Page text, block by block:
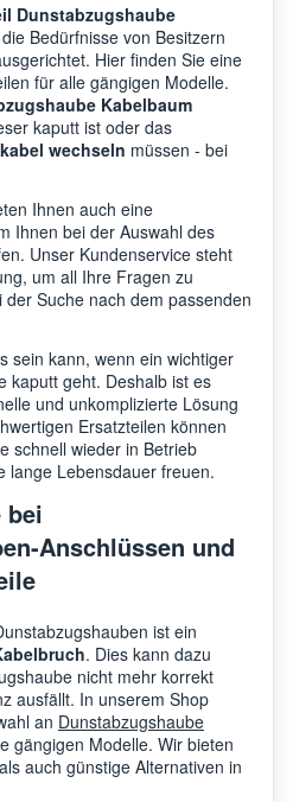
Dunstabzugshaube
Bedürfnisse von Besitzern
Hier finden Sie eine
für alle gängigen Modelle.
Kabelbaum
kaputt ist oder das
wechseln müssen - bei
Ihnen auch eine
Ihnen bei der Auswahl des
Unser Kundenservice steht
um all Ihre Fragen zu
Suche nach dem passenden
sein kann, wenn ein wichtiger
kaputt geht. Deshalb ist es
und unkomplizierte Lösung
Ersatzteilen können
schnell wieder in Betrieb
lange Lebensdauer freuen.
bei
Anschlüssen und
ist ein
. Dies kann dazu
nicht mehr korrekt
ausfällt. In unserem Shop
an Dunstabzugshaube
gängigen Modelle. Wir bieten
auch günstige Alternativen in